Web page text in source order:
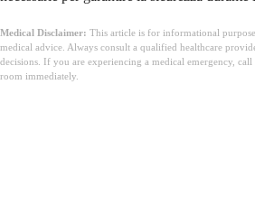
Medical Disclaimer: This article is for informational
medical advice. Always consult a qualified healthcare
decisions. If you are experiencing a medical emergency,
room immediately.